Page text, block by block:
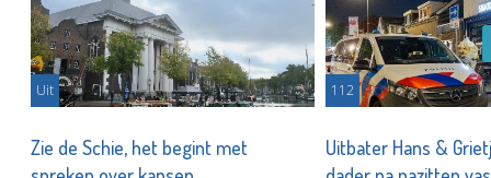
Uit
Zie de Schie, het begint met
112
Uitbater Hans &